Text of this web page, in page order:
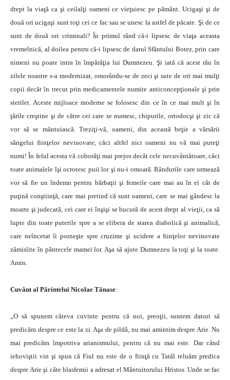
drept la viaţă ca şi ceilalţi oameni ce vieţuiesc pe pământ. Ucigaşi şi de
două ori ucigaşi sunt toţi cei ce fac sau se unesc la astfel de păcate. Şi de ce
sunt de două ori criminali? În primul rând că-i lipsesc de viaţa aceasta
vremelnică, al doilea pentru că-i lipsesc de darul Sfântului Botez, prin care
nimeni nu poate intra în împărăţia lui Dumnezeu. Şi iată că acest rău în
zilele noastre s-a modernizat, omorându-se de zeci şi sute de ori mai mulţi
copii decât în trecut prin medicamentele numite anticoncepţionale şi prin
sterilet. Aceste mijloace moderne se folosesc din ce în ce mai mult şi în
ţările creştine şi de către cei care se numesc, chipurile, ortodocşi şi zic că
vor să se mântuiască. Treziţi-vă, oameni, din această beţie a vărsării
sângelui fiinţelor nevinovate, căci altfel nici oameni nu vă mai puteţi
numi! În felul acesta vă coborâţi mai prejos decât cele necuvântătoare, căci
toate animalele îşi ocrotesc puii lor şi nu-i omoară. Rândurile care urmează
vor să fie un îndemn pentru bărbaţii şi femeile care mai au în ei cât de
puţină conştiinţă, care mai pretind că sunt oameni, care se mai gândesc la
moarte şi judecată, cei care ei înşişi se bucură de acest drept al vieţii, ca să
lupte din toate puterile spre a se elibera de starea diabolică şi animalică,
care neîncetat îi porneşte spre cruzime şi ucidere a fiinţelor nevinovate
zămislite în pântecele mamei lor. Aşa să ajute Dumnezeu la toţi şi la toate.
Amin.
Cuvânt al Părintelui Nicolae Tănase:
„O să spunem câteva cuvinte pentru că noi, preoţii, suntem datori să
predicăm despre ce este la zi. Aşa de pildă, nu mai amintim despre Arie. Nu
mai predicăm împotriva arianismului, pentru că nu mai este. Dar când
iehoviştii vin şi spun că Fiul nu este de o fiinţă cu Tatăl reluăm predica
despre Arie şi câte blasfemii a adresat el Mântuitorului Hristos. Unde se fac